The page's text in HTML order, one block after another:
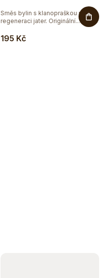
195 Kč
Směs bylin s klanopraškou pro
regeneraci jater. Originální...